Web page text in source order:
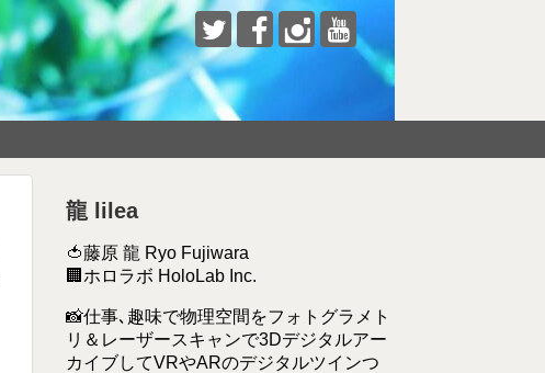
龍 lilea
🍅藤原 龍 Ryo Fujiwara
🏢ホロラボ HoloLab Inc.
📸仕事､趣味で物理空間をフォトグラメト
リ＆レーザースキャンで3Dデジタルアー
カイブしてVRやARのデジタルツインつ